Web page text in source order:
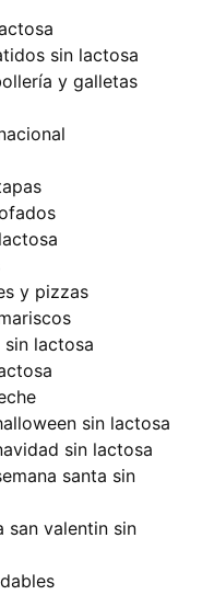
sin lactosa
y galletas
y pizzas
sin lactosa
sin lactosa
sin lactosa